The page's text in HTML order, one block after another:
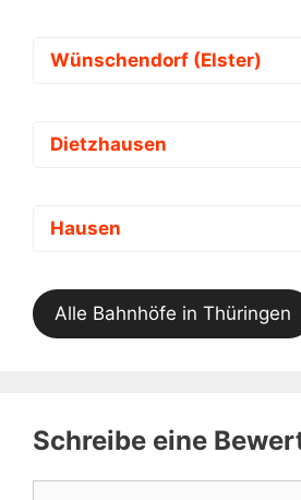
Wünschendorf (Elster)
Dietzhausen
Hausen
Alle Bahnhöfe in Thüringen
Schreibe eine